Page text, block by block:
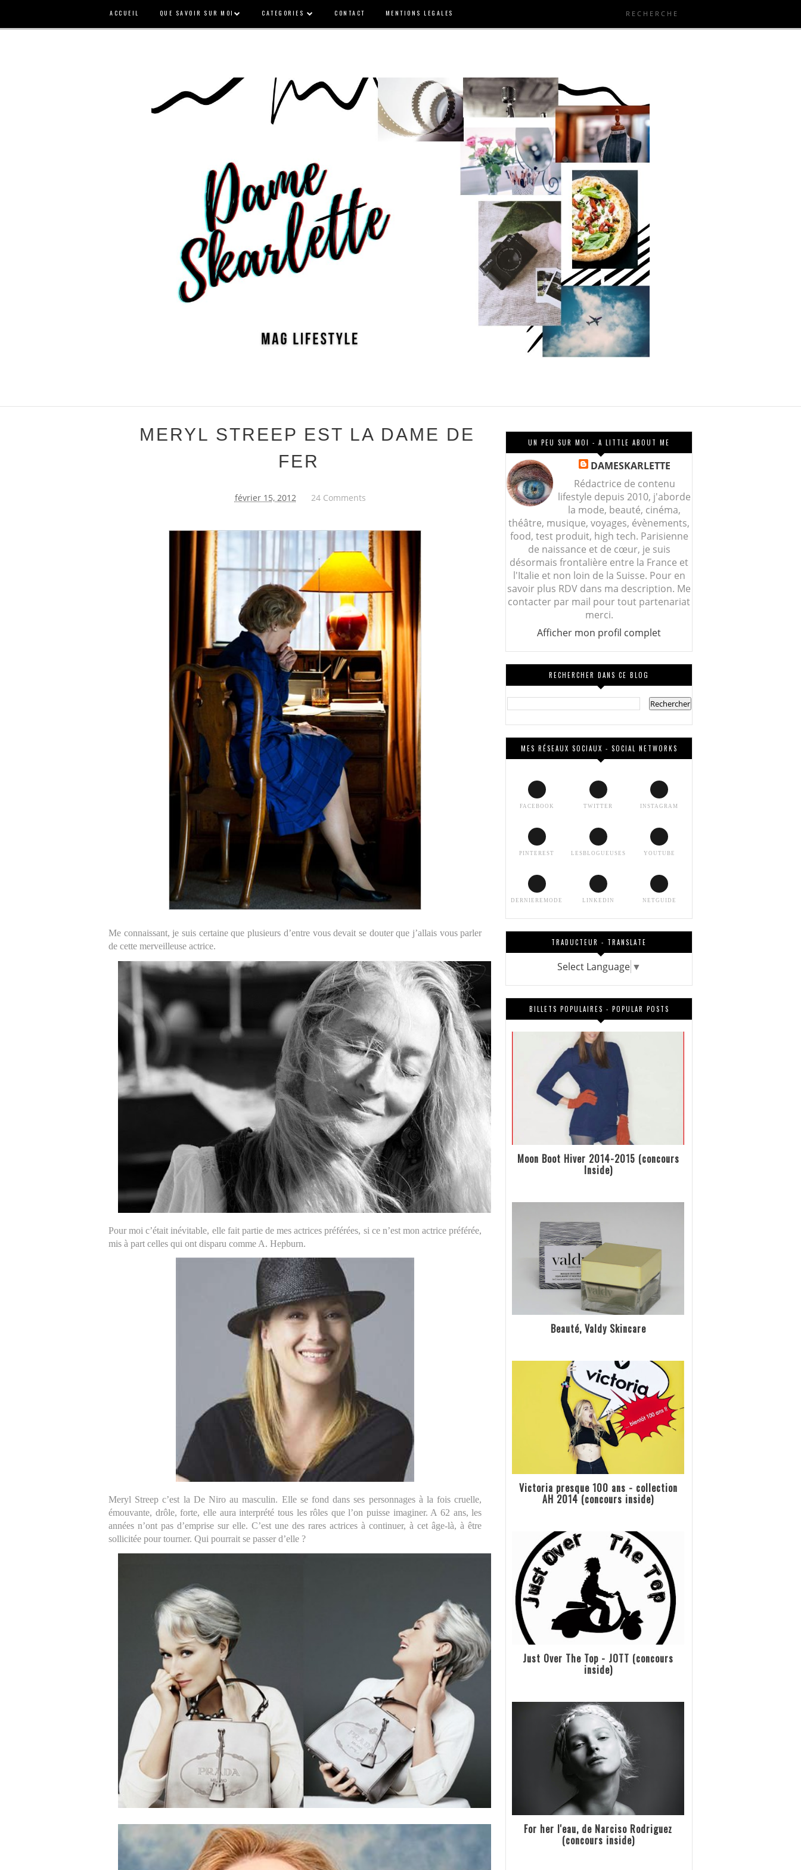
ACCUEIL QUE SAVOIR SUR MOI CATEGORIES CONTACT MENTIONS LEGALES
MERYL STREEP EST LA DAME DE
FER
février 15, 2012 24 Comments
Me connaissant, je suis certaine que plusieurs d’entre vous devait se douter que j’allais vous parler
de cette merveilleuse actrice.
Pour moi c’était inévitable, elle fait partie de mes actrices préférées, si ce n’est mon actrice préférée,
mis à part celles qui ont disparu comme A. Hepburn.
Meryl Streep c’est la De Niro au masculin. Elle se fond dans ses personnages à la fois cruelle,
émouvante, drôle, forte, elle aura interprété tous les rôles que l’on puisse imaginer. A 62 ans, les
années n’ont pas d’emprise sur elle. C’est une des rares actrices à continuer, à cet âge-là, à être
sollicitée pour tourner. Qui pourrait se passer d’elle ?
UN PEU SUR MOI - A LITTLE ABOUT ME
DAMESKARLETTE
Rédactrice de contenu
lifestyle depuis 2010, j'aborde
la mode, beauté, cinéma,
théâtre, musique, voyages, évènements,
food, test produit, high tech. Parisienne
de naissance et de cœur, je suis
désormais frontalière entre la France et
l'Italie et non loin de la Suisse. Pour en
savoir plus RDV dans ma description. Me
contacter par mail pour tout partenariat
merci.
Afficher mon profil complet
RECHERCHER DANS CE BLOG
MES RÉSEAUX SOCIAUX - SOCIAL NETWORKS
FACEBOOK TWITTER INSTAGRAM
PINTEREST LESBLOGUEUSES YOUTUBE
DERNIEREMODE LINKEDIN NETGUIDE
TRADUCTEUR - TRANSLATE
Select Language ▼
BILLETS POPULAIRES - POPULAR POSTS
Moon Boot Hiver 2014-2015 (concours
Inside)
Beauté, Valdy Skincare
Victoria presque 100 ans - collection
AH 2014 (concours inside)
Just Over The Top - JOTT (concours
inside)
For her l'eau, de Narciso Rodriguez
(concours inside)